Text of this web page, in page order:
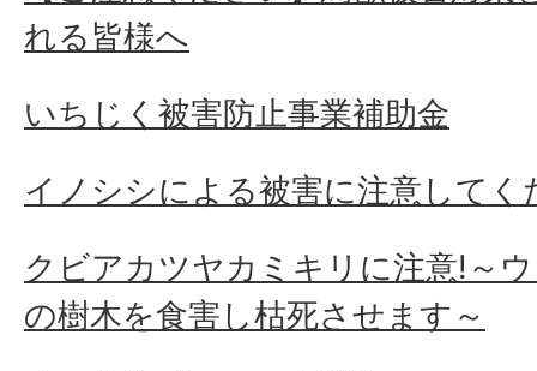
れる皆様へ
いちじく被害防止事業補助金
イノシシによる被害に注意してく
クビアカツヤカミキリに注意!～
の樹木を食害し枯死させます～